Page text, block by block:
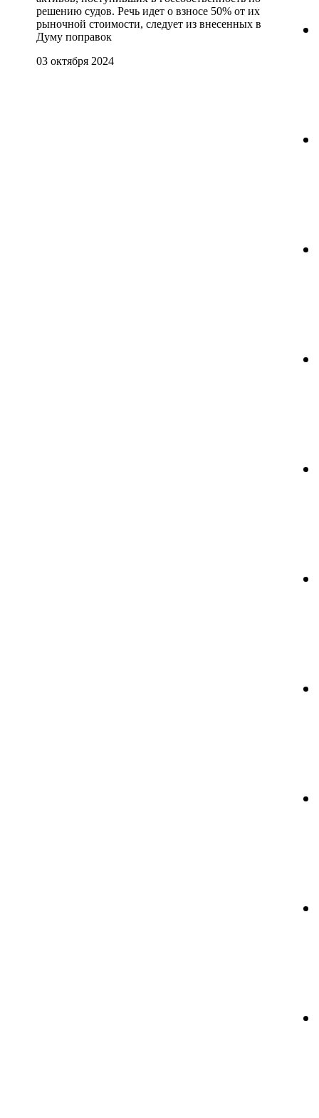
решению судов. Речь идет о взносе 50% от их
рыночной стоимости, следует из внесенных в
Думу поправок
03 октября 2024